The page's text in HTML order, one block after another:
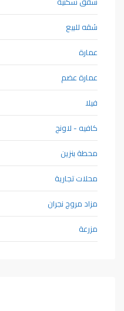
شقه للبيع
عمارة
عمارة عضم
فيلا
كافيه - لاونج
محطة بنزين
محلات تجارية
مزاد مروج نجران
مزرعة